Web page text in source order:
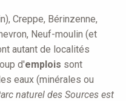
Creppe, Bérinzenne,
Neuf-moulin (et
autant de localités
d'emplois sont
eaux (minérales ou
naturel des Sources est